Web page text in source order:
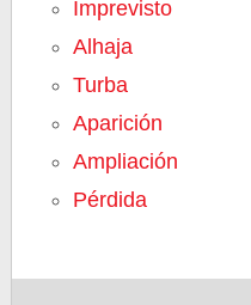
Imprevisto
Alhaja
Turba
Aparición
Ampliación
Pérdida